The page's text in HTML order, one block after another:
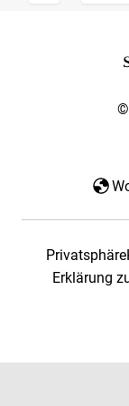
©
Privatsphäre
Erklärung